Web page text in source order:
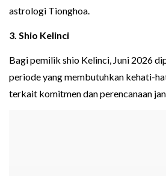
astrologi Tionghoa.
3. Shio Kelinci
Bagi pemilik shio Kelinci, Juni 2026
periode yang membutuhkan kehati-
terkait komitmen dan perencanaan